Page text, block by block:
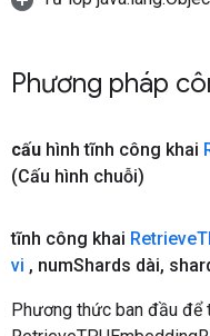
Phương pháp
cấu hình tĩnh công khai
(Cấu hình chuỗi)
tĩnh công khai Retrieve
vi , numShards dài,
Phương thức ban đầu